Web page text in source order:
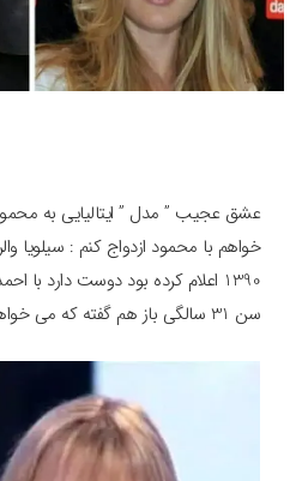
عشق عجیب ” مدل ” ایتالیایی به
خواهم با محمود ازدواج کنم : سیلویا
1390 اعلام کرده بود دوست دارد با
سن 31 سالگی باز هم گفته که می خواهم با محمود ازدواج کنم .